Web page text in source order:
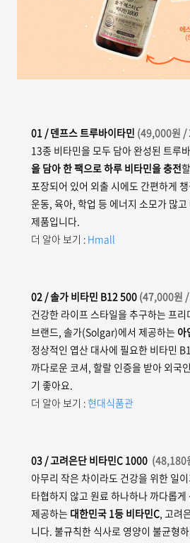
01 / 덴프스 트루바이타민 (49,000원 /
13종 비타민을 모두 담아 완성된 트루
을 담아 한 팩으로 하루 비타민을 충전
포장되어 있어 외출 시에도 간편하게
운동, 육아, 학업 등 에너지 소모가 많
제품입니다.
더 알아 보기 : Hmall
02 / 솔가 비타민 B12 500 (47,000원
건강한 라이프 스타일을 추구하는 프
브랜드, 솔가(Solgar)에서 제공하는 아
정상적인 엽산 대사에 필요한 비타민
까다로운 코셔, 할랄 인증을 받아 외국
기 좋아요.
더 알아 보기 :현대식품관
03 / 고려은단 비타민C 1000 (48,180
아무리 작은 차이라도 건강을 위한 일
타협하지 않고 원료 하나하나 까다롭
제공하는 대한민국 1등 비타민C, 고려
니다. 불규칙한 식사로 영양이 불균형